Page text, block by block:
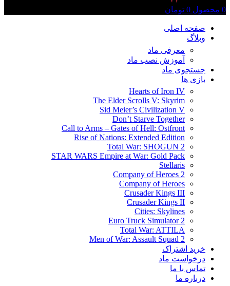
0 محصول 0 تومان
صفحه اصلی
وبلاگ
معرفی ماد
آموزش نصب ماد
جستجوی ماد
بازی ها
Hearts of Iron IV
The Elder Scrolls V: Skyrim
Sid Meier’s Civilization V
Don’t Starve Together
Call to Arms – Gates of Hell: Ostfront
Rise of Nations: Extended Edition
Total War: SHOGUN 2
STAR WARS Empire at War: Gold Pack
Stellaris
Company of Heroes 2
Company of Heroes
Crusader Kings III
Crusader Kings II
Cities: Skylines
Euro Truck Simulator 2
Total War: ATTILA
Men of War: Assault Squad 2
خرید اشتراک
درخواست ماد
تماس با ما
درباره ما